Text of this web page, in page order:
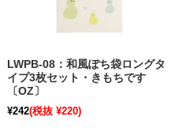
LWPB-08：和風ぽち袋ロングタ
イプ3枚セット・きもちです
〔OZ〕
¥242(税抜 ¥220)